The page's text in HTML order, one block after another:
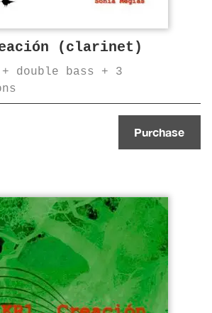
(clarinet)
double bass + 3
Purchase